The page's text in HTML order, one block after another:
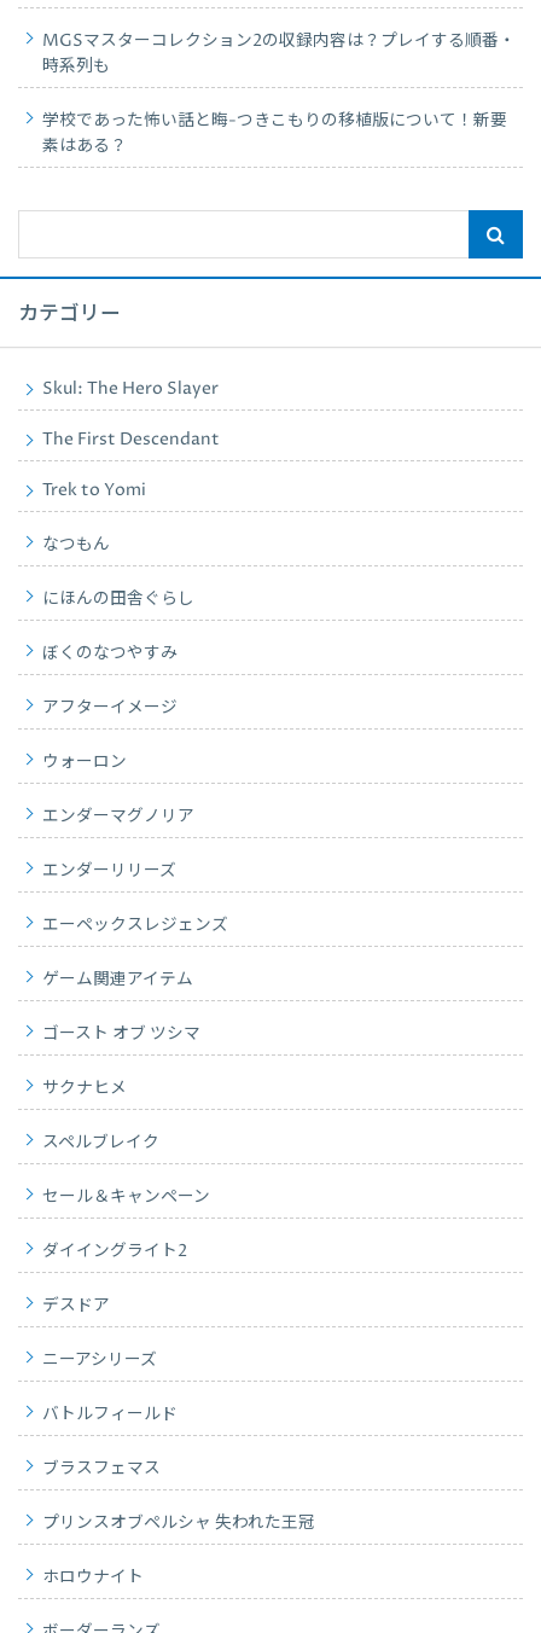
MGSマスターコレクション2の収録内容は？プレイする順番・
時系列も
学校であった怖い話と晦-つきこもりの移植版について！新要
素はある？
カテゴリー
Skul: The Hero Slayer
The First Descendant
Trek to Yomi
なつもん
にほんの田舎ぐらし
ぼくのなつやすみ
アフターイメージ
ウォーロン
エンダーマグノリア
エンダーリリーズ
エーペックスレジェンズ
ゲーム関連アイテム
ゴースト オブ ツシマ
サクナヒメ
スペルブレイク
セール＆キャンペーン
ダイイングライト2
デスドア
ニーアシリーズ
バトルフィールド
ブラスフェマス
プリンスオブペルシャ 失われた王冠
ホロウナイト